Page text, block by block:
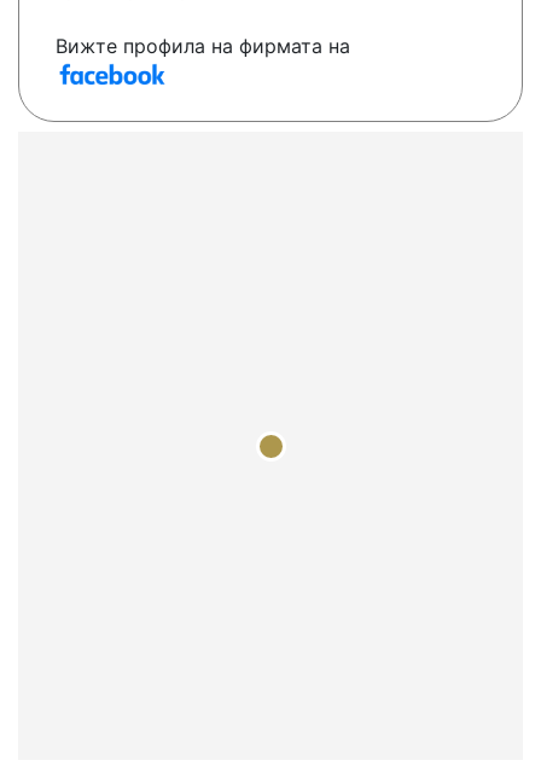
Вижте профила на фирмата на